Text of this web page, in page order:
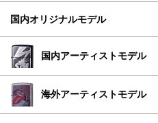
国内オリジナルモデル
国内アーティストモデル
海外アーティストモデル